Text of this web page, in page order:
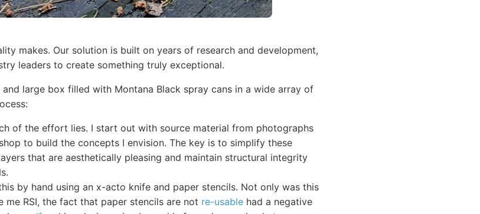
makes. Our solution is built on years of research and development,
leaders to create something truly exceptional.
large box filled with Montana Black spray cans in a wide array of
of the effort lies. I start out with source material from photographs
to build the concepts I envision. The key is to simplify these
that are aesthetically pleasing and maintain structural integrity
by hand using an x-acto knife and paper stencils. Not only was this
me RSI, the fact that paper stencils are not re-usable had a negative